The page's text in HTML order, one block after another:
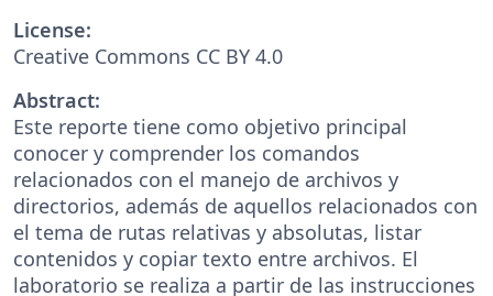
License:
Creative Commons CC BY 4.0
Abstract:
Este reporte tiene como objetivo principal
conocer y comprender los comandos
relacionados con el manejo de archivos y
directorios, además de aquellos relacionados con
el tema de rutas relativas y absolutas, listar
contenidos y copiar texto entre archivos. El
laboratorio se realiza a partir de las instrucciones